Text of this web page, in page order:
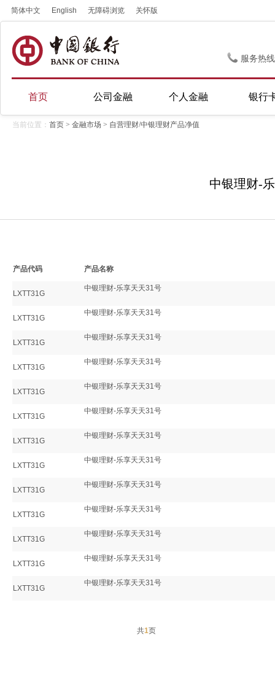
简体中文 English 无障碍浏览 关怀版
服务热
首页 公司金融 个人金融 银行
当前位置： 首页 > 金融市场 > 自营理财/中银理财产品净值
中银理财-
产品代码 产品名称
LXTT31G
中银理财-乐享天天31号
LXTT31G
中银理财-乐享天天31号
LXTT31G
中银理财-乐享天天31号
LXTT31G
中银理财-乐享天天31号
LXTT31G
中银理财-乐享天天31号
LXTT31G
中银理财-乐享天天31号
LXTT31G
中银理财-乐享天天31号
LXTT31G
中银理财-乐享天天31号
LXTT31G
中银理财-乐享天天31号
LXTT31G
中银理财-乐享天天31号
LXTT31G
中银理财-乐享天天31号
LXTT31G
中银理财-乐享天天31号
LXTT31G
中银理财-乐享天天31号
共1页